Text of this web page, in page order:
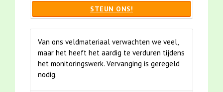
STEUN ONS!
Van ons veldmateriaal verwachten we veel,
maar het heeft het aardig te verduren tijdens
het monitoringswerk. Vervanging is geregeld
nodig.